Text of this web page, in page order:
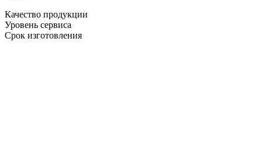
Качество продукции
Уровень сервиса
Срок изготовления